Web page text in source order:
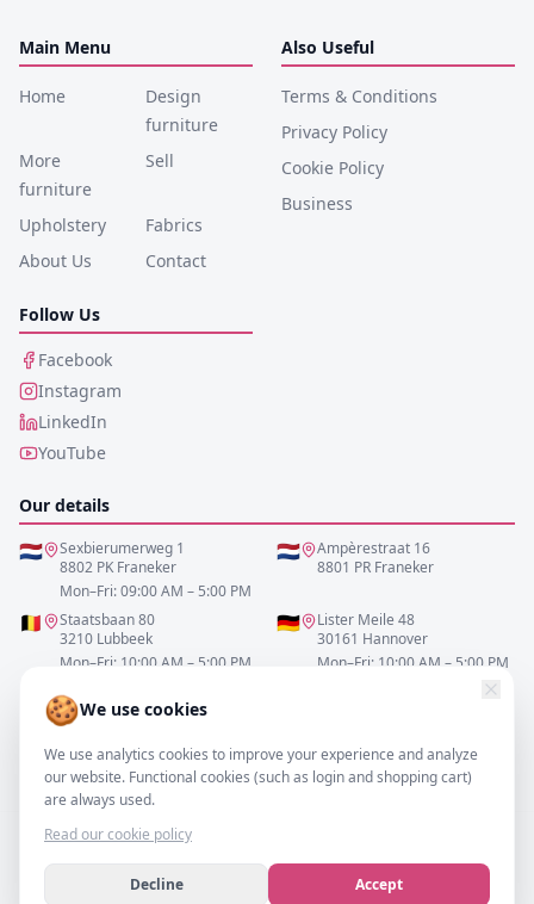
🍪We use cookies
We use analytics cookies to improve your experience and analyze
our website. Functional cookies (such as login and shopping cart)
are always used.
Read our cookie policy
Decline Accept
Main Menu
Home
Design
furniture
More
furniture
Sell
Upholstery
Fabrics
About Us
Contact
Also Useful
Terms & Conditions
Privacy Policy
Cookie Policy
Business
Follow Us
Facebook
Instagram
LinkedIn
YouTube
Our details
🇳🇱
Sexbierumerweg 1
8802 PK Franeker
Mon–Fri: 09:00 AM – 5:00 PM
🇳🇱
Ampèrestraat 16
8801 PR Franeker
🇧🇪
Staatsbaan 80
3210 Lubbeek
Mon–Fri: 10:00 AM – 5:00 PM
🇩🇪
Lister Meile 48
30161 Hannover
Mon–Fri: 10:00 AM – 5:00 PM
0517-700521
info@resofa.nl
©2026– resofa.com | All rights reserved.